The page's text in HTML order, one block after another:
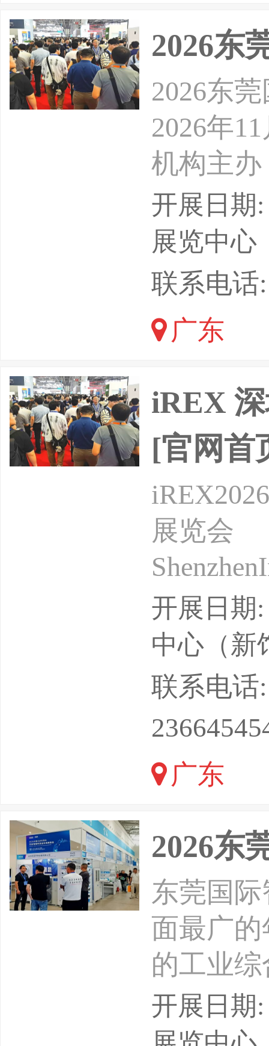
节等工
方式可
2026东
2026东
2026年
机构主办
11月26-
上海辰
2026东
平方米
超过
开展日期
展览中心
联系电话:
广东
iREX
[官网首
展览会
时间：
心（宝
解锁人形
为核心
开展日期
中心（新
联系电话
广东
2026东
东莞国
面最广
的工业
展览中
高端机
开展日期